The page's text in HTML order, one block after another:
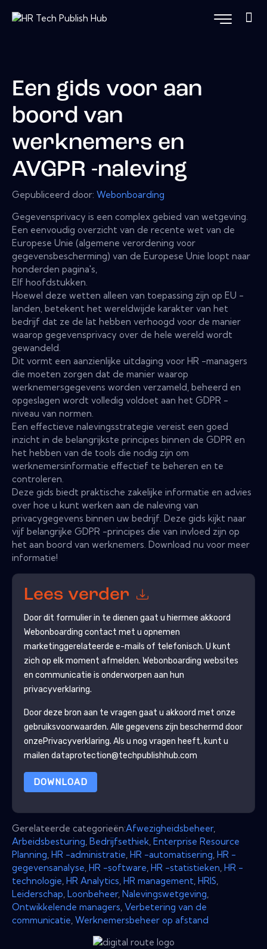
Een gids voor aan
boord van
werknemers en
AVGPR -naleving
Gepubliceerd door: Webonboarding
Gegevensprivacy is een complex gebied van wetgeving.
Een eenvoudig overzicht van de recente wet van de
Europese Unie (algemene verordening voor
gegevensbescherming) van de Europese Unie loopt naar
honderden pagina's,
Elf hoofdstukken.
Hoewel deze wetten alleen van toepassing zijn op EU -
landen, betekent het wereldwijde karakter van het
bedrijf dat ze de lat hebben verhoogd voor de manier
waarop gegevensprivacy over de hele wereld wordt
gewandeld.
Dit vormt een aanzienlijke uitdaging voor HR -managers
die moeten zorgen dat de manier waarop
werknemersgegevens worden verzameld, beheerd en
opgeslagen wordt volledig voldoet aan het GDPR -
niveau van normen.
Een effectieve nalevingsstrategie vereist een goed
inzicht in de belangrijkste principes binnen de GDPR en
het hebben van de tools die nodig zijn om
werknemersinformatie effectief te beheren en te
controleren.
Deze gids biedt praktische zakelijke informatie en advies
over hoe u kunt werken aan de naleving van
privacygegevens binnen uw bedrijf. Deze gids kijkt naar
vijf belangrijke GDPR -principes die van invloed zijn op
het aan boord van werknemers. Download nu voor meer
informatie!
Lees verder
Door dit formulier in te dienen gaat u hiermee akkoord
Webonboarding contact met u opnemen
marketinggerelateerde e-mails of telefonisch. U kunt
zich op elk moment afmelden. Webonboarding websites
en communicatie is onderworpen aan hun
privacyverklaring.
Door deze bron aan te vragen gaat u akkoord met onze
gebruiksvoorwaarden. Alle gegevens zijn beschermd door
onzePrivacyverklaring. Als u nog vragen heeft, kunt u
mailen dataprotection@techpublishhub.com
DOWNLOAD
Gerelateerde categorieën:Afwezigheidsbeheer,
Arbeidsbesturing Bedrijfsethiek Enterprise Resource
Planning HR -administratie HR -automatisering HR -
gegevensanalyse HR -software HR -statistieken HR -
technologie HR Analytics HR management HRIS
Leiderschap Loonbeheer, Nalevingswetgeving
Ontwikkelende managers Verbetering van de
communicatie Werknemersbeheer op afstand